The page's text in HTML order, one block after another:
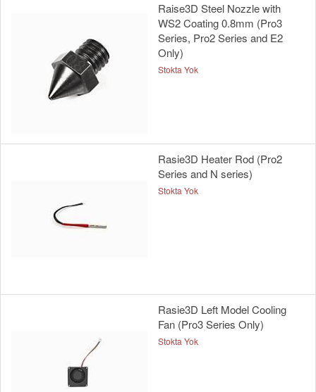
Raise3D Steel Nozzle with
WS2 Coating 0.8mm (Pro3
Series, Pro2 Series and E2
Only)
Stokta Yok
Rasie3D Heater Rod (Pro2
Series and N series)
Stokta Yok
Rasie3D Left Model Cooling
Fan (Pro3 Series Only)
Stokta Yok